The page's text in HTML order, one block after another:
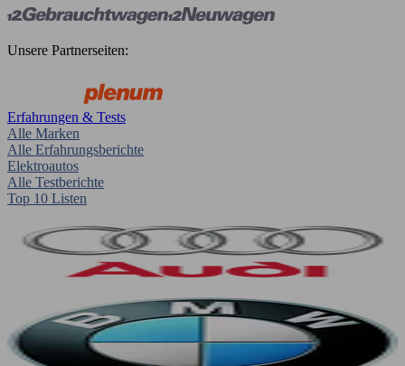
Unsere Partnerseiten:
Erfahrungen & Tests
Alle Marken
Alle Erfahrungsberichte
Elektroautos
Alle Testberichte
Top 10 Listen